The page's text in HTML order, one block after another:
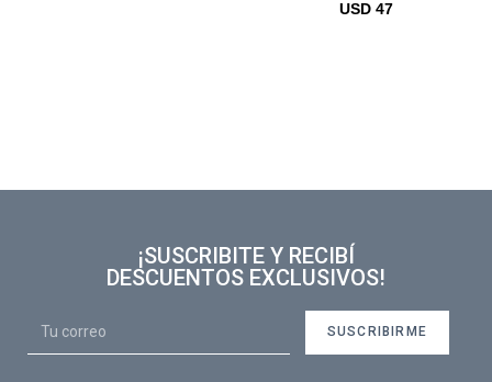
USD 47
¡SUSCRIBITE Y RECIBÍ
DESCUENTOS EXCLUSIVOS!
SUSCRIBIRME